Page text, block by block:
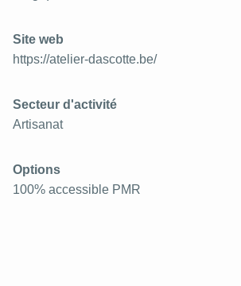
Site web
https://atelier-dascotte.be/
Secteur d'activité
Artisanat
Options
100% accessible PMR